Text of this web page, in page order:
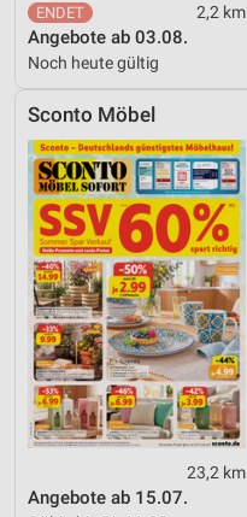
2,2 km
Angebote ab 03.08.
Noch heute gültig
Sconto Möbel
23,2 km
Angebote ab 15.07.